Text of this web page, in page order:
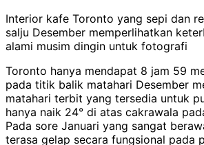
Interior kafe Toronto yang sepi dan
salju Desember memperlihatkan
alami musim dingin untuk fotografi
Toronto hanya mendapat 8 jam 59
pada titik balik matahari Desember
matahari terbit yang tersedia untuk
hanya naik 24° di atas cakrawala
Pada sore Januari yang sangat
terasa gelap secara fungsional pada